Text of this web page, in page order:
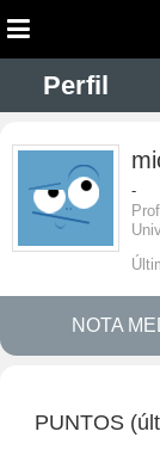
Perfil
-
NOTA
PUNTOS